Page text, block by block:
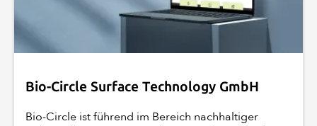
Bio-Circle Surface Technology GmbH
Bio-Circle ist führend im Bereich nachhaltiger